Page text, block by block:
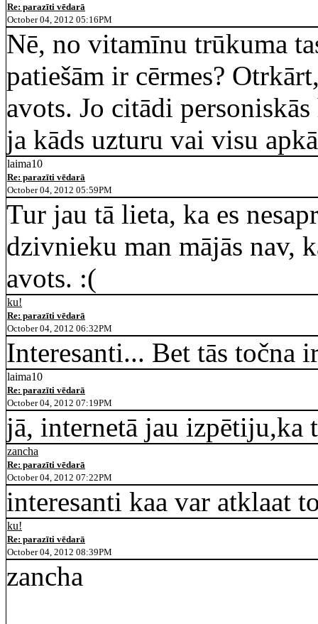
Re: parazīti vēdarā
October 04, 2012 05:16PM
Nē, no vitamīnu trūkuma
patiešām ir cērmes?
avots. Jo citādi
ja kāds uzturu vai visu
laima10
Re: parazīti vēdarā
October 04, 2012 05:59PM
Tur jau tā lieta, ka es
dzivnieku man mājās nav,
avots. :(
ku!
Re: parazīti vēdarā
October 04, 2012 06:32PM
Interesanti... Bet tās točna
laima10
Re: parazīti vēdarā
October 04, 2012 07:19PM
jā, internetā jau izpētiju,ka
zancha
Re: parazīti vēdarā
October 04, 2012 07:22PM
interesanti kaa var atklaat
ku!
Re: parazīti vēdarā
October 04, 2012 08:39PM
zancha